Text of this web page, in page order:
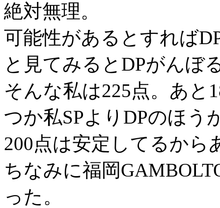
絶対無理。
可能性があるとすれば
と見てみるとDPがんぼ
そんな私は225点。あと
つか私SPよりDPのほう
200点は安定してるか
ちなみに福岡
った。